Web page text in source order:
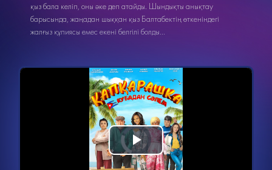
қыз бала келіп, оны әке деп атайды. Шындықты анықтау
барысында, жаңадан шыққан қыз Балтабектің өткеніндегі
жалғыз құпиясы емес екені белгілі болды...
Видеоплеер
загружается.
Воспроизвести